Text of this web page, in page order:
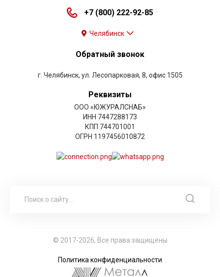
+7 (800) 222-92-85
Челябинск
Обратный звонок
г. Челябинск, ул. Лесопарковая, 8, офис 1505
Реквизиты
ООО «ЮЖУРАЛСНАБ»
ИНН 7447288173
КПП 744701001
ОГРН 1197456010872
© 2017-2026, Все права защищены
Политика конфиденциальности